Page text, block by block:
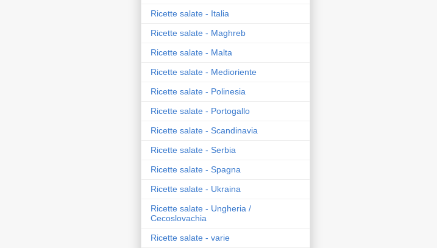
Ricette salate - Italia
Ricette salate - Maghreb
Ricette salate - Malta
Ricette salate - Medioriente
Ricette salate - Polinesia
Ricette salate - Portogallo
Ricette salate - Scandinavia
Ricette salate - Serbia
Ricette salate - Spagna
Ricette salate - Ukraina
Ricette salate - Ungheria /
Cecoslovachia
Ricette salate - varie